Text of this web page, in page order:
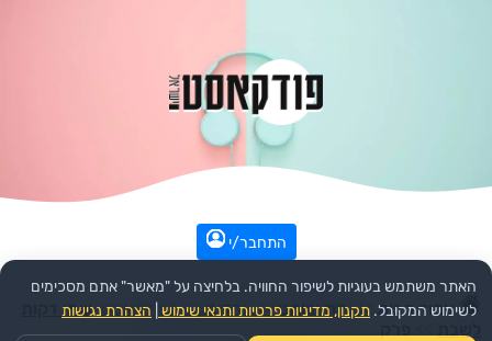
התחבר/י
עמוד הבית >> דת ורוחני >> יהדות >>הפודקאסט: שתי דקות
האתר משתמש בעוגיות לשיפור החוויה. בלחיצה על "מאשר" אתם מסכימים
לשימוש המקובל. תקנון, מדיניות פרטיות ותנאי שימוש הצהרת נגישות